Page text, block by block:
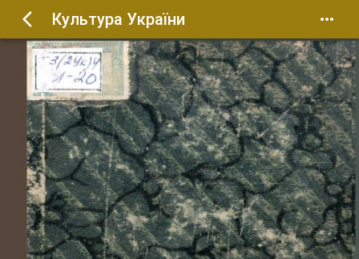
Культура України